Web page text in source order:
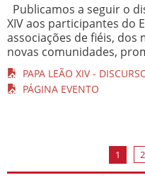
Publicamos a seguir o
XIV aos participantes do
associações de fiéis, dos
novas comunidades,
PAPA LEÃO XIV -
PÁGINA EVENTO
1 2